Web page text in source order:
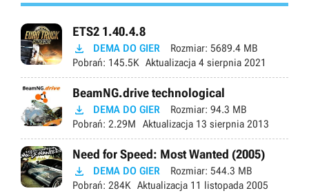
ETS2 1.40.4.8
 DEMA DO GIER Rozmiar: 5689.4 MB
Pobrań: 145.5K Aktualizacja 4 sierpnia 2021
BeamNG.drive technological
 DEMA DO GIER Rozmiar: 94.3 MB
Pobrań: 2.29M Aktualizacja 13 sierpnia 2013
Need for Speed: Most Wanted (2005)
 DEMA DO GIER Rozmiar: 544.3 MB
Pobrań: 284K Aktualizacja 11 listopada 2005